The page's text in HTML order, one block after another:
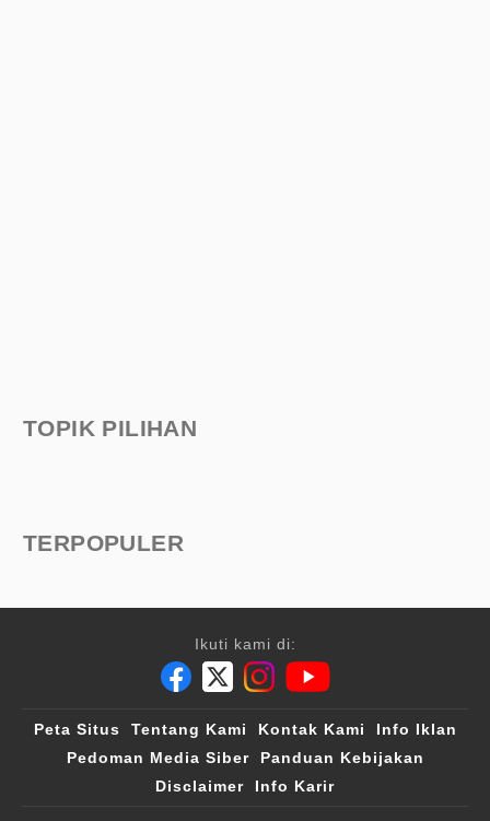
TOPIK PILIHAN
TERPOPULER
Ikuti kami di:
Peta Situs Tentang Kami Kontak Kami
Info Iklan
Pedoman Media Siber
Panduan Kebijakan
Disclaimer
Info Karir